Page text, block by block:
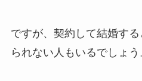
ですが、契約して結婚す
られない人もいるでしょう